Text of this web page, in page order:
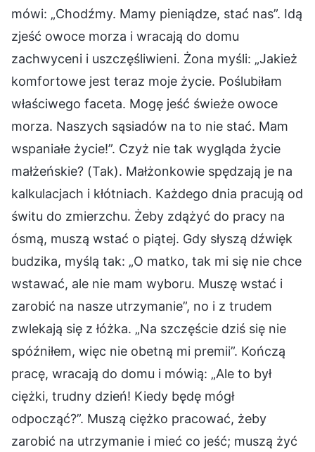
mówi: „Chodźmy. Mamy pieniądze, stać nas”. Idą
zjeść owoce morza i wracają do domu
zachwyceni i uszczęśliwieni. Żona myśli: „Jakież
komfortowe jest teraz moje życie. Poślubiłam
właściwego faceta. Mogę jeść świeże owoce
morza. Naszych sąsiadów na to nie stać. Mam
wspaniałe życie!”. Czyż nie tak wygląda życie
małżeńskie? (Tak). Małżonkowie spędzają je na
kalkulacjach i kłótniach. Każdego dnia pracują od
świtu do zmierzchu. Żeby zdążyć do pracy na
ósmą, muszą wstać o piątej. Gdy słyszą dźwięk
budzika, myślą tak: „O matko, tak mi się nie chce
wstawać, ale nie mam wyboru. Muszę wstać i
zarobić na nasze utrzymanie”, no i z trudem
zwlekają się z łóżka. „Na szczęście dziś się nie
spóźniłem, więc nie obetną mi premii”. Kończą
pracę, wracają do domu i mówią: „Ale to był
ciężki, trudny dzień! Kiedy będę mógł
odpocząć?”. Muszą ciężko pracować, żeby
zarobić na utrzymanie i mieć co jeść; muszą żyć